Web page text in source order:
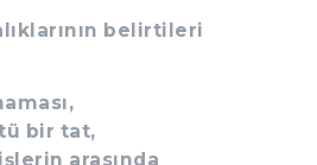
belirtileri
bir tat,
arasında